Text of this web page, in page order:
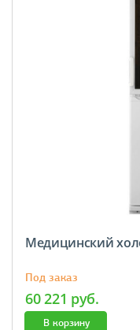
Медицинский
Под заказ
60 221 руб.
В корзину